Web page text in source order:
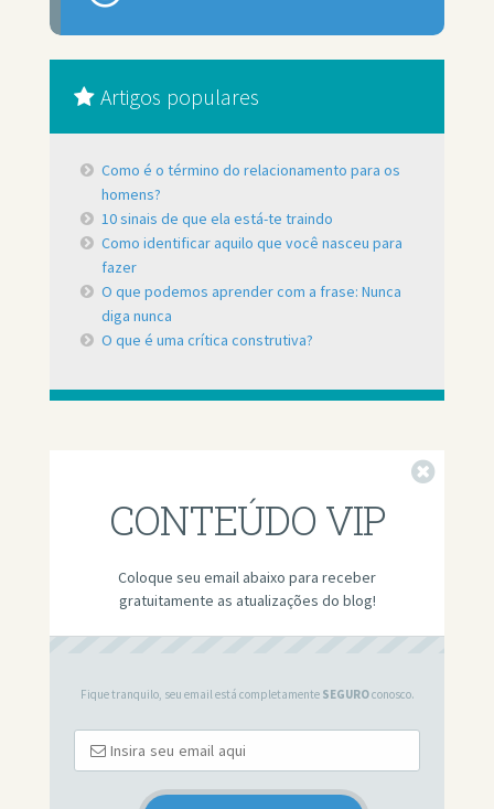
Artigos populares
Como é o término do relacionamento para os
homens?
10 sinais de que ela está-te traindo
Como identificar aquilo que você nasceu para
fazer
O que podemos aprender com a frase: Nunca
diga nunca
O que é uma crítica construtiva?
CONTEÚDO VIP
Coloque seu email abaixo para receber
gratuitamente as atualizações do blog!
Fique tranquilo, seu email está completamente SEGUROconosco.